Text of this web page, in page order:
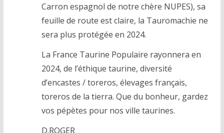
Carron espagnol de notre chère NUPES), sa
feuille de route est claire, la Tauromachie ne
sera plus protégée en 2024.
La France Taurine Populaire rayonnera en
2024, de l’éthique taurine, diversité
d’encastes / toreros, élevages français,
toreros de la tierra. Que du bonheur, gardez
vos pépètes pour nos ville taurines.
D.ROGER